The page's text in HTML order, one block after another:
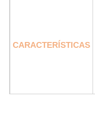
CARACTERÍSTICAS